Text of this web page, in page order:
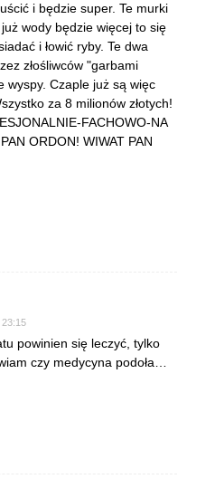
i będzie super. Te murki
wody będzie więcej to się
i łowić ryby. Te dwa
złośliwców "garbami
wyspy. Czaple już są więc
za 8 milionów złotych!
FACHOWO-NA
ORDON! WIWAT PAN
23:15
powinien się leczyć, tylko
czy medycyna podoła…